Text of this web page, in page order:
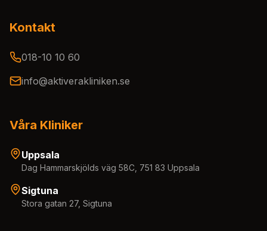
Kontakt
018-10 10 60
info@aktiverakliniken.se
Våra Kliniker
Uppsala
Dag Hammarskjölds väg 58C, 751 83 Uppsala
Sigtuna
Stora gatan 27, Sigtuna